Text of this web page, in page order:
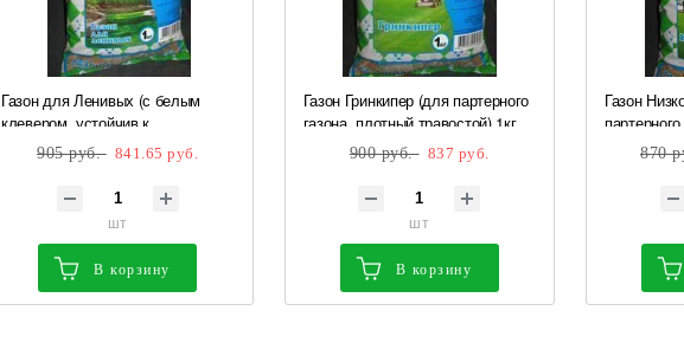
Газон для Ленивых (с белым
клевером, устойчив к
вытаптыванию, неприхотлив) 1кг
905 руб. 841.65 руб.
шт
В корзину
Газон Гринкипер (для партерного
газона, плотный травостой) 1кг
900 руб. 837 руб.
шт
В корзину
Газон
участках)
870